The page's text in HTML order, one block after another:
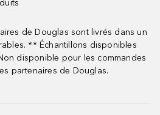
de Douglas sont livrés dans un
** Échantillons disponibles
disponible pour les commandes
partenaires de Douglas.